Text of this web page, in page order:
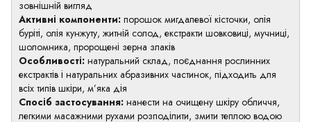
зовнішній вигляд
Активні компоненти: порошок мигдалевої кісточки, олія
буріті, олія кунжуту, житній солод, екстракти шовковиці, мучниці,
шоломника, пророщені зерна злаків
Особливості: натуральний склад, поєднання рослинних
екстрактів і натуральних абразивних частинок, підходить для
всіх типів шкіри, м’яка дія
Спосіб застосування: нанести на очищену шкіру обличчя,
легкими масажними рухами розподілити, змити теплою водою